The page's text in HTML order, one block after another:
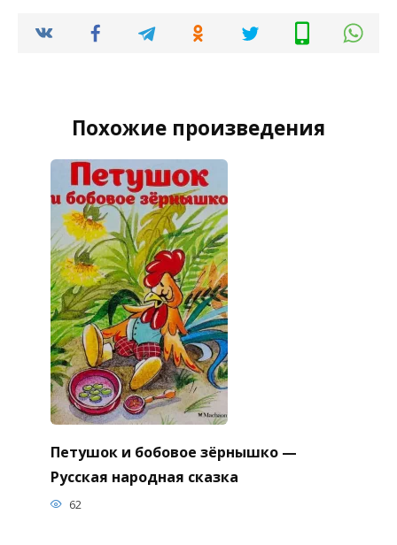
Похожие произведения
Петушок и бобовое зёрнышко —
Русская народная сказка
62